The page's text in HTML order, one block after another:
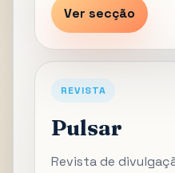
Ver secção
REVISTA
Pulsar
Revista de